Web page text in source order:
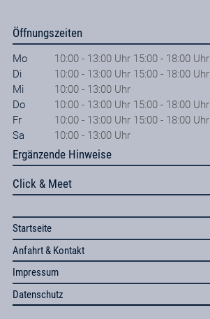
Öffnungszeiten
Mo
10:00 - 13:00 Uhr 15:00 - 18:00 Uhr
Di
10:00 - 13:00 Uhr 15:00 - 18:00 Uhr
Mi
10:00 - 13:00 Uhr
Do
10:00 - 13:00 Uhr 15:00 - 18:00 Uhr
Fr
10:00 - 13:00 Uhr 15:00 - 18:00 Uhr
Sa
10:00 - 13:00 Uhr
Ergänzende Hinweise
Click & Meet
Startseite
Anfahrt & Kontakt
Impressum
Datenschutz